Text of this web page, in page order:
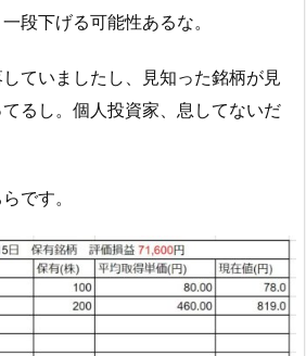
段下げる可能性あるな。
ていましたし、見知った銘柄が見
るし。個人投資家、息してないだ
です。